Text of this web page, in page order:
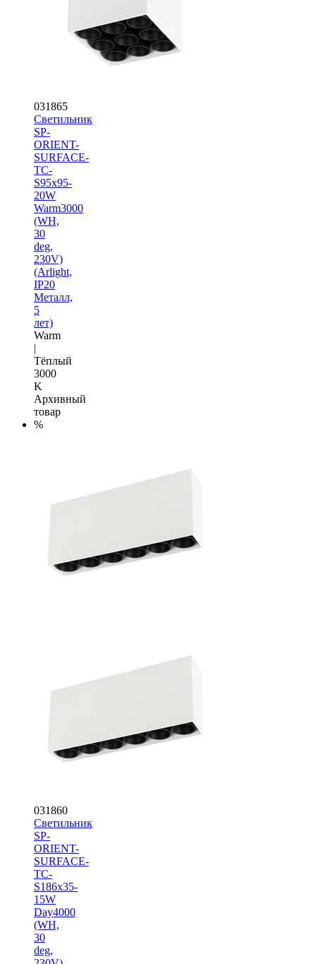
031865
Светильник
SP-
ORIENT-
SURFACE-
TC-
S95x95-
20W
Warm3000
(WH,
30
deg,
230V)
(Arlight,
IP20
Металл,
5
лет)
Warm
|
Тёплый
3000
K
Архивный
товар
%
031860
Светильник
SP-
ORIENT-
SURFACE-
TC-
S186x35-
15W
Day4000
(WH,
30
deg,